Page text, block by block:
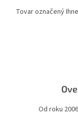
Tovar označený
Od roku